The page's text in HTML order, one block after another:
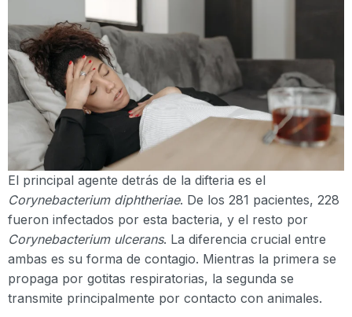
El principal agente detrás de la difteria es el
Corynebacterium diphtheriae. De los 281 pacientes, 228
fueron infectados por esta bacteria, y el resto por
Corynebacterium ulcerans. La diferencia crucial entre
ambas es su forma de contagio. Mientras la primera se
propaga por gotitas respiratorias, la segunda se
transmite principalmente por contacto con animales.